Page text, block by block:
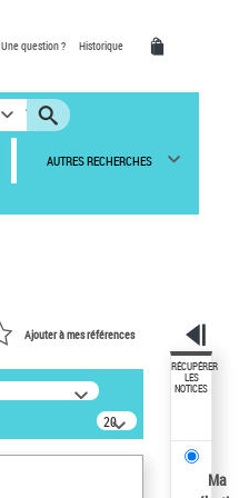
Une question ? Historique
AUTRES RECHERCHES
Ajouter à mes références
20
résultats/page
RÉCUPÉRER
LES
NOTICES
Ma